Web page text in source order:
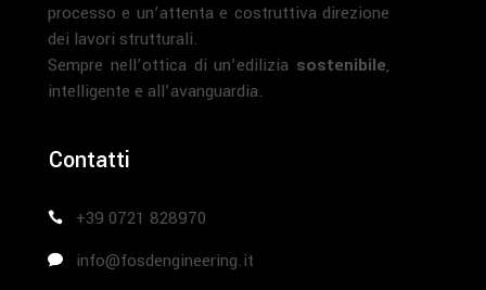
processo e un’attenta e costruttiva direzione
dei lavori strutturali.
Sempre nell’ottica di un’edilizia sostenibile,
intelligente e all’avanguardia.
Contatti
+39 0721 828970
info@fosdengineering.it